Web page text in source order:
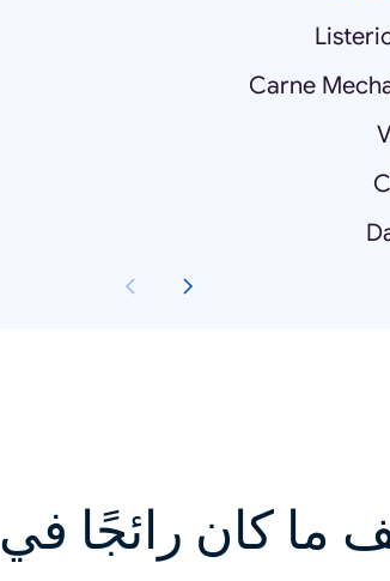
Carne
ما كان رائجًا في